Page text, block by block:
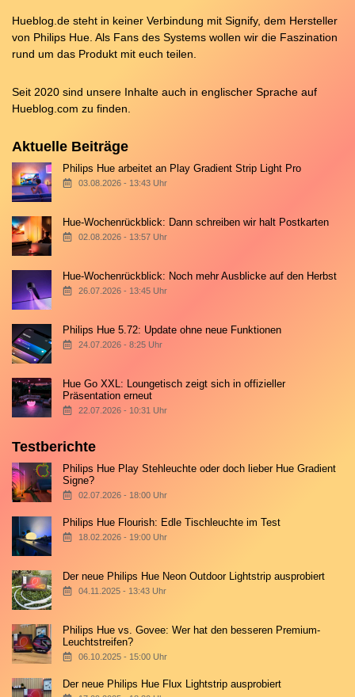
Hueblog.de steht in keiner Verbindung mit Signify, dem Hersteller
von Philips Hue. Als Fans des Systems wollen wir die Faszination
rund um das Produkt mit euch teilen.
Seit 2020 sind unsere Inhalte auch in englischer Sprache auf
Hueblog.com zu finden.
Aktuelle Beiträge
Philips Hue arbeitet an Play Gradient Strip Light Pro
03.08.2026 - 13:43 Uhr
Hue-Wochenrückblick: Dann schreiben wir halt Postkarten
02.08.2026 - 13:57 Uhr
Hue-Wochenrückblick: Noch mehr Ausblicke auf den Herbst
26.07.2026 - 13:45 Uhr
Philips Hue 5.72: Update ohne neue Funktionen
24.07.2026 - 8:25 Uhr
Hue Go XXL: Loungetisch zeigt sich in offizieller
Präsentation erneut
22.07.2026 - 10:31 Uhr
Testberichte
Philips Hue Play Stehleuchte oder doch lieber Hue Gradient
Signe?
02.07.2026 - 18:00 Uhr
Philips Hue Flourish: Edle Tischleuchte im Test
18.02.2026 - 19:00 Uhr
Der neue Philips Hue Neon Outdoor Lightstrip ausprobiert
04.11.2025 - 13:43 Uhr
Philips Hue vs. Govee: Wer hat den besseren Premium-
Leuchtstreifen?
06.10.2025 - 15:00 Uhr
Der neue Philips Hue Flux Lightstrip ausprobiert